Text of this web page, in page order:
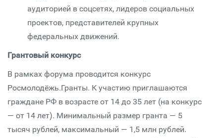
аудиторией в соцсетях, лидеров социальных
проектов, представителей крупных
федеральных движений.
Грантовый конкурс
В рамках форума проводится конкурс
Росмолодёжь.Гранты. К участию приглашаются
граждане РФ в возрасте от 14 до 35 лет (на конкурс
— от 14 лет). Минимальный размер гранта — 5
тысяч рублей, максимальный — 1,5 млн рублей.